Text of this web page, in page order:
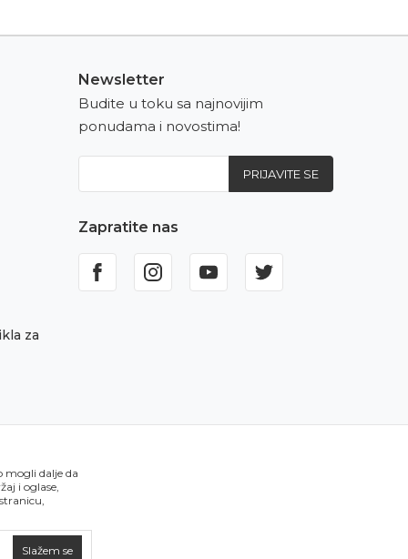
za
Newsletter
Budite u toku sa najnovijim
ponudama i novostima!
PRIJAVITE SE
Zapratite nas
mogli dalje da
i oglase,
Slažem se